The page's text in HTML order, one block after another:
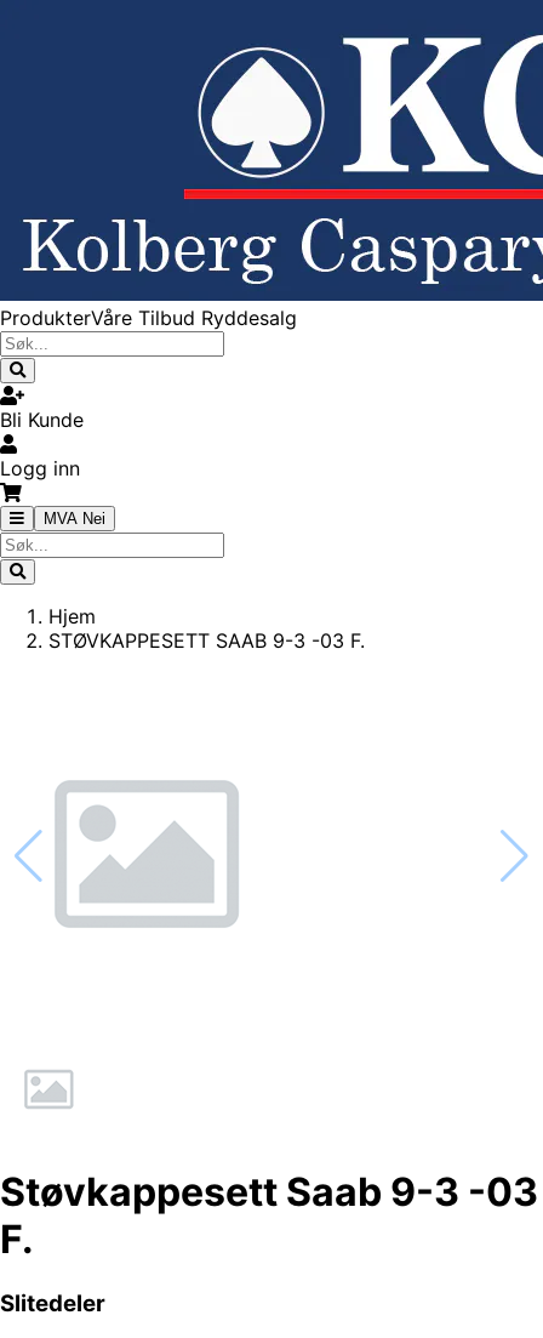
ProdukterVåre Tilbud Ryddesalg
Bli Kunde
Logg inn
MVA Nei
Hjem
STØVKAPPESETT SAAB 9-3 -03 F.
Støvkappesett Saab 9-3 -03
F.
Slitedeler